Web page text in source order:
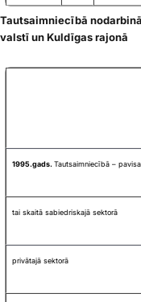
Tautsaimniecībā
valstī un Kuldīgas rajonā
1995.gads. Tautsaimniecībā –
tai skaitā sabiedriskajā sektorā
privātajā sektorā